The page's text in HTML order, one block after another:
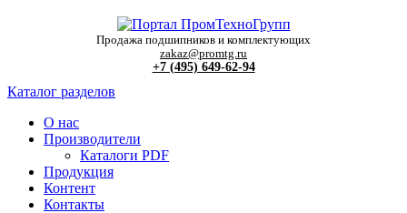
Продажа подшипников и комплектующих
zakaz@promtg.ru
+7 (495) 649-62-94
Каталог разделов
О нас
Производители
Каталоги PDF
Продукция
Контент
Контакты